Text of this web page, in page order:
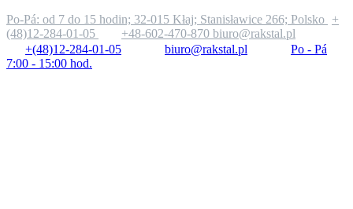
Po-Pá: od 7 do 15 hodin; 32-015 Kłaj; Stanisławice 266; Polsko +
(48)12-284-01-05
+48-602-470-870 biuro@rakstal.pl
+(48)12-284-01-05
biuro@rakstal.pl
Po - Pá
7:00 - 15:00 hod.